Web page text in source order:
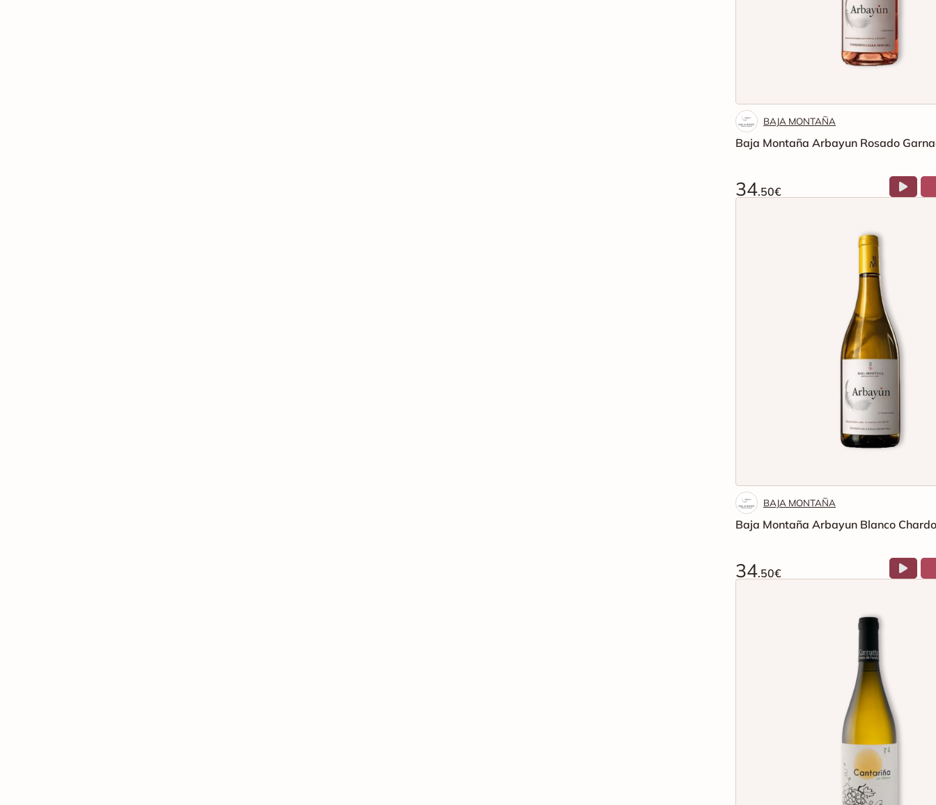
BAJA MONTAÑA
Baja Montaña Arbayun Rosado
34.50€
BAJA MONTAÑA
Baja Montaña Arbayun Blanco
34.50€